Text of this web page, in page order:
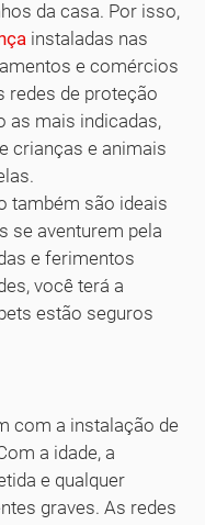
da casa. Por isso,
instaladas nas
e comércios
redes de proteção
as mais indicadas,
crianças e animais
também são ideais
se aventurem pela
e ferimentos
você terá a
estão seguros
com a instalação de
a idade, a
e qualquer
graves. As redes